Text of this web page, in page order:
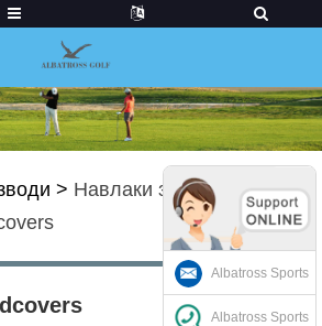
> Навлаки за голф
>
Albatross Sports
Albatross Sports